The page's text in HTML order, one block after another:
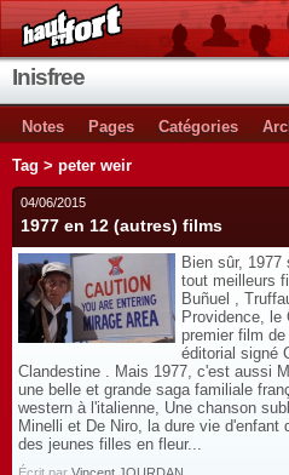
Inisfree
Notes Pages Catégories
Tag > peter weir
04/06/2015
1977 en 12 (autres) films
Bien sûr, 1977
tout meilleurs
Buñuel ,
Providence, le
premier film
éditorial signé
Clandestine . Mais 1977, c'est aussi
une belle et grande saga familiale
western à l'italienne, Une chanson
Minelli et De Niro, la dure vie
des jeunes filles en fleur...